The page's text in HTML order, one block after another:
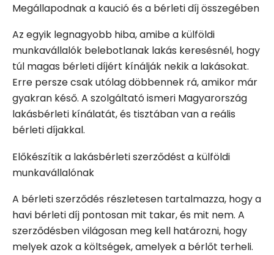
Megállapodnak a kaució és a bérleti díj összegében
Az egyik legnagyobb hiba, amibe a külföldi
munkavállalók belebotlanak lakás keresésnél, hogy
túl magas bérleti díjért kínálják nekik a lakásokat.
Erre persze csak utólag döbbennek rá, amikor már
gyakran késő. A szolgáltató ismeri Magyarország
lakásbérleti kínálatát, és tisztában van a reális
bérleti díjakkal.
Előkészítik a lakásbérleti szerződést a külföldi
munkavállalónak
A bérleti szerződés részletesen tartalmazza, hogy a
havi bérleti díj pontosan mit takar, és mit nem. A
szerződésben világosan meg kell határozni, hogy
melyek azok a költségek, amelyek a bérlőt terheli.